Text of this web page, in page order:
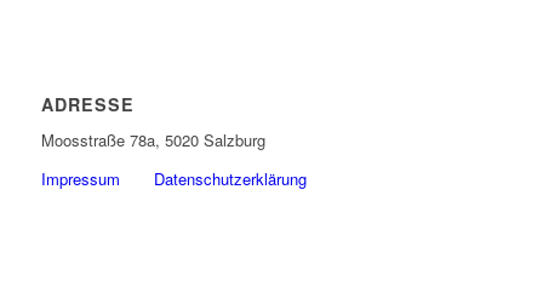
ADRESSE
Moosstraße 78a, 5020 Salzburg
Impressum
Datenschutzerklärung